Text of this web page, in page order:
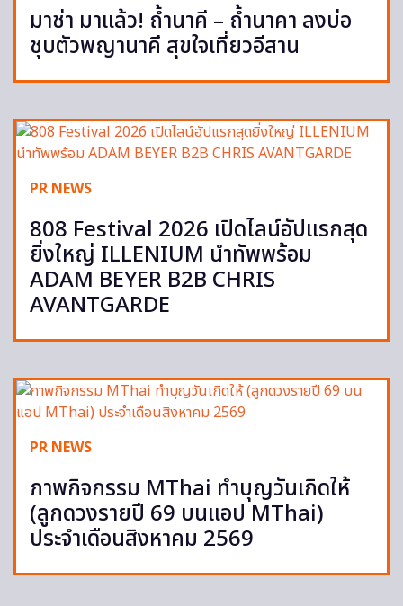
มาช่า มาแล้ว! ถ้ำนาคี – ถ้ำนาคา ลงบ่อ
ชุบตัวพญานาคี สุขใจเที่ยวอีสาน
PR NEWS
808 Festival 2026 เปิดไลน์อัปแรกสุด
ยิ่งใหญ่ ILLENIUM นำทัพพร้อม
ADAM BEYER B2B CHRIS
AVANTGARDE
PR NEWS
ภาพกิจกรรม MThai ทำบุญวันเกิดให้
(ลูกดวงรายปี 69 บนแอป MThai)
ประจำเดือนสิงหาคม 2569